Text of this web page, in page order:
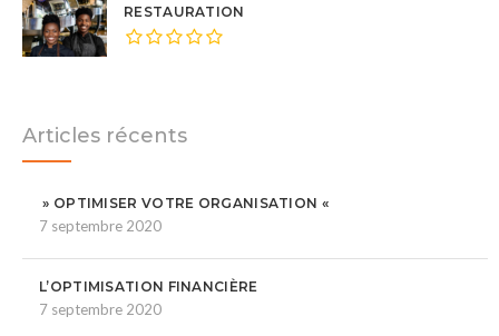
RESTAURATION
Articles récents
» OPTIMISER VOTRE ORGANISATION «
7 septembre 2020
L’OPTIMISATION FINANCIÈRE
7 septembre 2020